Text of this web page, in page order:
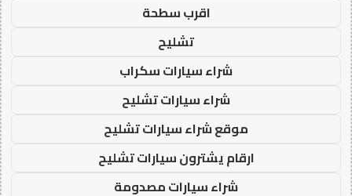
اقرب سطحة
تشليح
شراء سيارات سكراب
شراء سيارات تشليح
موقع شراء سيارات تشليح
ارقام يشترون سيارات تشليح
شراء سيارات مصدومة